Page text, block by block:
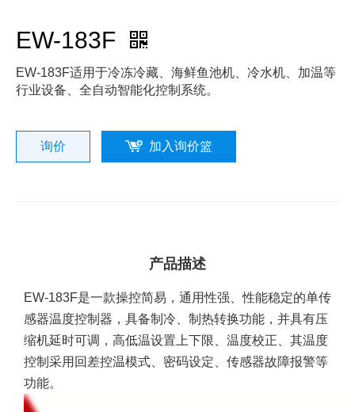
EW-183F
EW-183F适用于冷冻冷藏、海鲜鱼池机、冷水机、加温等
行业设备、全自动智能化控制系统。
询价 加入询价篮
产品描述
EW-183F是一款操控简易，通用性强、性能稳定的单传
感器温度控制器，具备制冷、制热转换功能，并具有压
缩机延时可调，高低温设置上下限、温度校正、其温度
控制采用回差控温模式、密码设定、传感器故障报警等
功能。